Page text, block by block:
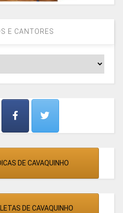
E CANTORES
DE CAVAQUINHO
DE CAVAQUINHO